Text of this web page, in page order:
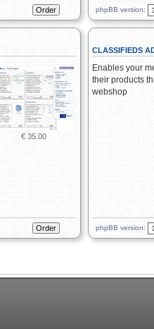
Eenmaal
een andere
te boeken. Het
worden.
zijn in ons
door de
phpBB version:
€ 35.00
CLASSIFIEDS
Enables your
their products
webshop
phpBB version: